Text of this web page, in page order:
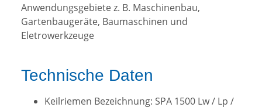
Anwendungsgebiete z. B. Maschinenbau,
Gartenbaugeräte, Baumaschinen und
Eletrowerkzeuge
Technische Daten
Keilriemen Bezeichnung: SPA 1500 Lw / Lp /